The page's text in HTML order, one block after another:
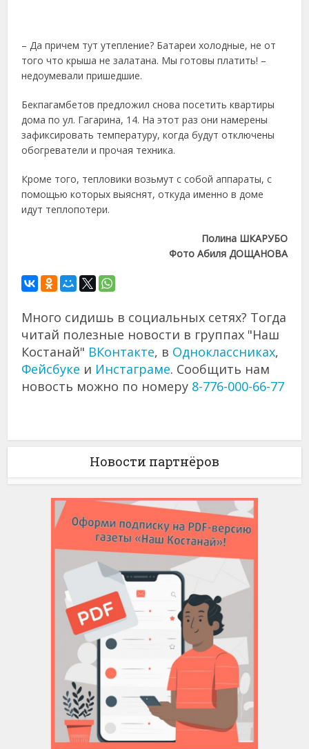
– Да причем тут утепление? Батареи холодные, не от
того что крыша не залатана. Мы готовы платить! –
недоумевали пришедшие.
Бекпагамбетов предложил снова посетить квартиры
дома по ул. Гагарина, 14. На этот раз они намерены
зафиксировать температуру, когда будут отключены
обогреватели и прочая техника.
Кроме того, тепловики возьмут с собой аппараты, с
помощью которых выяснят, откуда именно в доме
идут теплопотери.
Полина ШКАРУБО
Фото Абиля ДОЩАНОВА
Много сидишь в социальных сетях? Тогда
читай полезные новости в группах "Наш
Костанай" ВКонтакте, в Одноклассниках,
Фейсбуке и Инстаграме. Сообщить нам
новость можно по номеру 8-776-000-66-77
Новости партнёров